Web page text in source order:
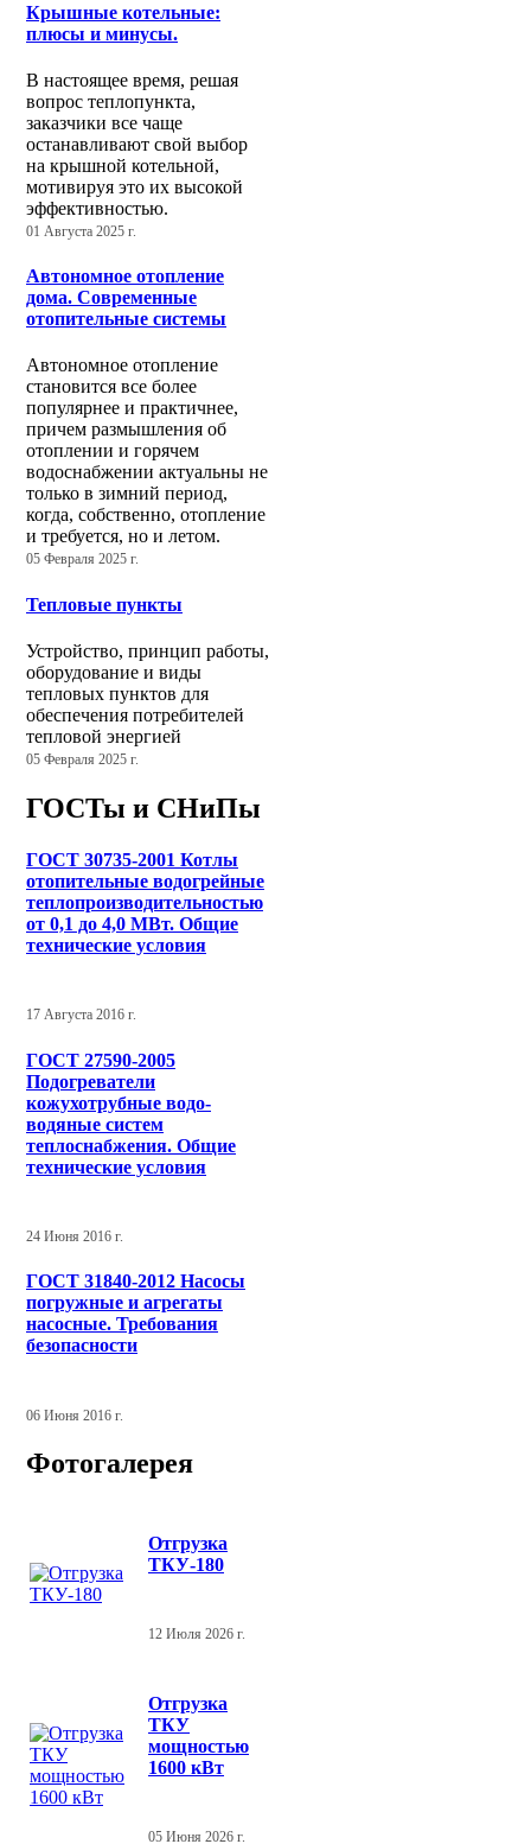
Крышные котельные:
плюсы и минусы.
В настоящее время, решая
вопрос теплопункта,
заказчики все чаще
останавливают свой выбор
на крышной котельной,
мотивируя это их высокой
эффективностью.
01 Августа 2025 г.
Автономное отопление
дома. Современные
отопительные системы
Автономное отопление
становится все более
популярнее и практичнее,
причем размышления об
отоплении и горячем
водоснабжении актуальны не
только в зимний период,
когда, собственно, отопление
и требуется, но и летом.
05 Февраля 2025 г.
Тепловые пункты
Устройство, принцип работы,
оборудование и виды
тепловых пунктов для
обеспечения потребителей
тепловой энергией
05 Февраля 2025 г.
ГОСТы и СНиПы
ГОСТ 30735-2001 Котлы
отопительные водогрейные
теплопроизводительностью
от 0,1 до 4,0 МВт. Общие
технические условия
17 Августа 2016 г.
ГОСТ 27590-2005
Подогреватели
кожухотрубные водо-
водяные систем
теплоснабжения. Общие
технические условия
24 Июня 2016 г.
ГОСТ 31840-2012 Насосы
погружные и агрегаты
насосные. Требования
безопасности
06 Июня 2016 г.
Фотогалерея
Отгрузка
ТКУ-180
12 Июля 2026 г.
Отгрузка
ТКУ
мощностью
1600 кВт
05 Июня 2026 г.